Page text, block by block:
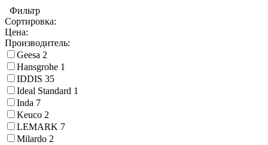
Фильтр
Сортировка:
Цена:
Производитель:
Geesa 2
Hansgrohe 1
IDDIS 35
Ideal Standard 1
Inda 7
Keuco 2
LEMARK 7
Milardo 2